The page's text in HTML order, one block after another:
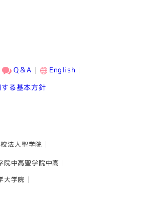
Q＆A
English
る基本方針
法人聖学院
院中高聖学院中高
大学院